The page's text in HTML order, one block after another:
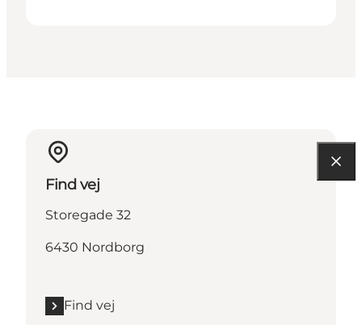
Find vej
Storegade 32
6430 Nordborg
Find vej